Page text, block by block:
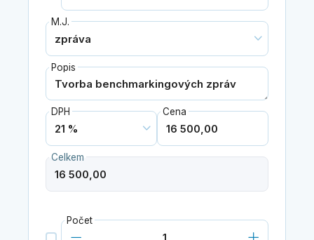
M.J.
Popis
DPH Cena
Celkem
Počet